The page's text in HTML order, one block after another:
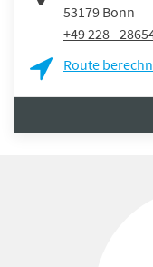
53179 Bonn
+49 228 -
Route